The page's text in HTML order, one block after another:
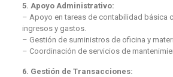
5. Apoyo Administrativo:
– Apoyo en tareas de contabilidad básica
ingresos y gastos.
– Gestión de suministros de oficina y
– Coordinación de servicios de
6. Gestión de Transacciones: